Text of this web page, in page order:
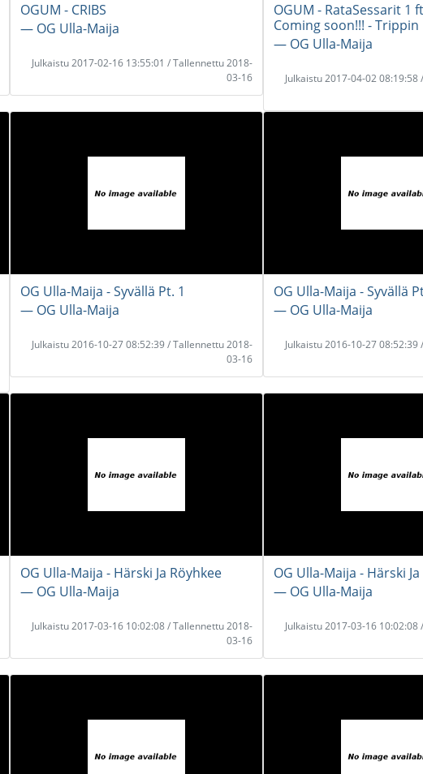
OGUM - CRIBS
― OG Ulla-Maija
Julkaistu 2017-02-16 13:55:01 / Tallennettu 2018-
03-16
OGUM - RataSessarit 1
Coming soon!!! - Trippin
― OG Ulla-Maija
Julkaistu 2017-04-02
OG Ulla-Maija - Syvällä Pt. 1
― OG Ulla-Maija
Julkaistu 2016-10-27 08:52:39 / Tallennettu 2018-
03-16
OG Ulla-Maija - Syvällä
― OG Ulla-Maija
Julkaistu 2016-10-27
OG Ulla-Maija - Härski Ja Röyhkee
― OG Ulla-Maija
Julkaistu 2017-03-16 10:02:08 / Tallennettu 2018-
03-16
OG Ulla-Maija - Härski
― OG Ulla-Maija
Julkaistu 2017-03-16